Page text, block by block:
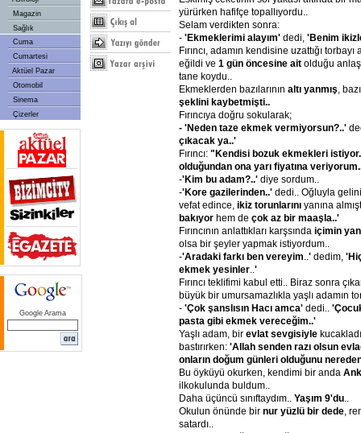
Magazin
Sağlık
Cuma
Cumartesi
Aktüel Pazar
Otomobil
Sinema
Çizerler
Google Arama
yürürken hafifçe topallıyordu..
Selam verdikten sonra:
- 'Ekmeklerimi alayım' dedi, 'Benim
Fırıncı, adamın kendisine uzattığı
eğildi ve 1 gün öncesine ait olduğu
tane koydu..
Ekmeklerden bazılarının altı yanmış ,
şeklini kaybetmişti..
Fırıncıya doğru sokularak;
- 'Neden taze ekmek vermiyorsun?..'
çıkacak ya..'
Fırıncı: "Kendisi bozuk ekmekleri
olduğundan ona yarı fiyatına
-'Kim bu adam?..' diye sordum..
-'Kore gazilerinden..' dedi.. Oğluyla
vefat edince, ikiz torunlarını yanına
bakıyor hem de çok az bir maaşla..'
Fırıncının anlattıkları karşsında içimin
olsa bir şeyler yapmak istiyordum..
-'Aradaki farkı ben vereyim ' dedim,
ekmek yesinler '
Fırıncı teklifimi kabul etti.. Biraz sonra
büyük bir umursamazlıkla yaşlı adamın
- 'Çok şanslısın Hacı amca' dedi..
pasta gibi ekmek vereceğim..'
Yaşlı adam, bir evlat sevgisiyle
bastırırken: 'Allah senden razı olsun
onların doğum günleri olduğunu
Bu öyküyü okurken, kendimi bir anda
ilkokulunda buldum..
Daha üçüncü sınıftaydım.. Yaşım 9'du
Okulun önünde bir nur yüzlü bir dede ,
satardı..